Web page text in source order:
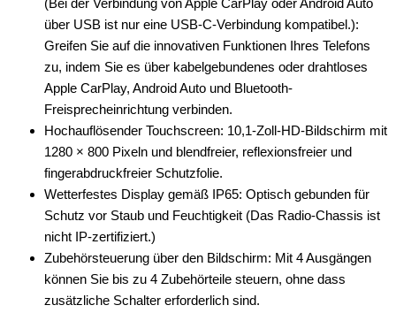
(Bei der Verbindung von Apple CarPlay oder Android Auto
über USB ist nur eine USB-C-Verbindung kompatibel.):
Greifen Sie auf die innovativen Funktionen Ihres Telefons
zu, indem Sie es über kabelgebundenes oder drahtloses
Apple CarPlay, Android Auto und Bluetooth-
Freisprecheinrichtung verbinden.
Hochauflösender Touchscreen: 10,1-Zoll-HD-Bildschirm mit
1280 × 800 Pixeln und blendfreier, reflexionsfreier und
fingerabdruckfreier Schutzfolie.
Wetterfestes Display gemäß IP65: Optisch gebunden für
Schutz vor Staub und Feuchtigkeit (Das Radio-Chassis ist
nicht IP-zertifiziert.)
Zubehörsteuerung über den Bildschirm: Mit 4 Ausgängen
können Sie bis zu 4 Zubehörteile steuern, ohne dass
zusätzliche Schalter erforderlich sind.